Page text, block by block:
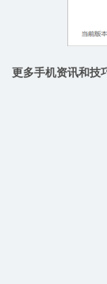
更多手机资讯和技